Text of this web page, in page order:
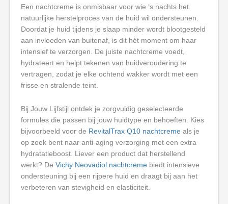
Een nachtcreme is onmisbaar voor wie ‘s nachts het
natuurlijke herstelproces van de huid wil ondersteunen.
Doordat je huid tijdens je slaap minder wordt blootgesteld
aan invloeden van buitenaf, is dit hét moment om haar
intensief te verzorgen. De juiste nachtcreme voedt,
hydrateert en helpt tekenen van huidveroudering te
vertragen, zodat je elke ochtend wakker wordt met een
frisse en stralende teint.
Bij Jouw Lijfstijl ontdek je zorgvuldig geselecteerde
formules die passen bij jouw huidtype en behoeften. Kies
bijvoorbeeld voor de RevitalTrax Q10 nachtcreme als je
op zoek bent naar anti-aging verzorging met een extra
hydratatieboost. Liever een product dat herstellend
werkt? De Vichy Neovadiol nachtcreme biedt intensieve
ondersteuning bij een rijpere huid en draagt bij aan het
verbeteren van stevigheid en elasticiteit.